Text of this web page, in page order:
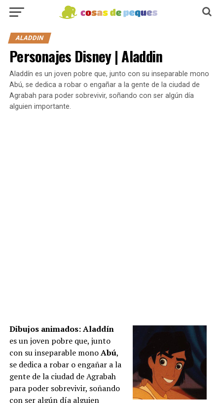
ALADDIN
Personajes Disney | Aladdin
Aladdín es un joven pobre que, junto con su inseparable mono
Abú, se dedica a robar o engañar a la gente de la ciudad de
Agrabah para poder sobrevivir, soñando con ser algún día
alguien importante.
Dibujos animados:Aladdín
es un joven pobre que, junto
con su inseparable monoAbú,
se dedica a robar o engañar a la
gente de la ciudad de Agrabah
para poder sobrevivir, soñando
con ser algún día alguien